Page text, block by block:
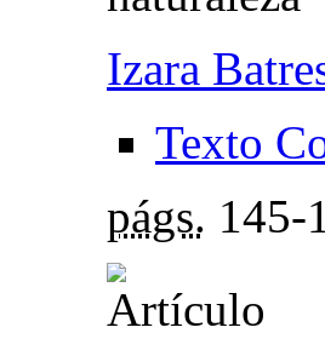
Izara
Texto
págs. 145-